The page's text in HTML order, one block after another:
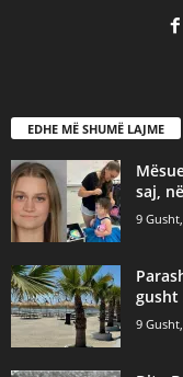
EDHE MË SHUMË LAJME
saj,
9
gusht
9